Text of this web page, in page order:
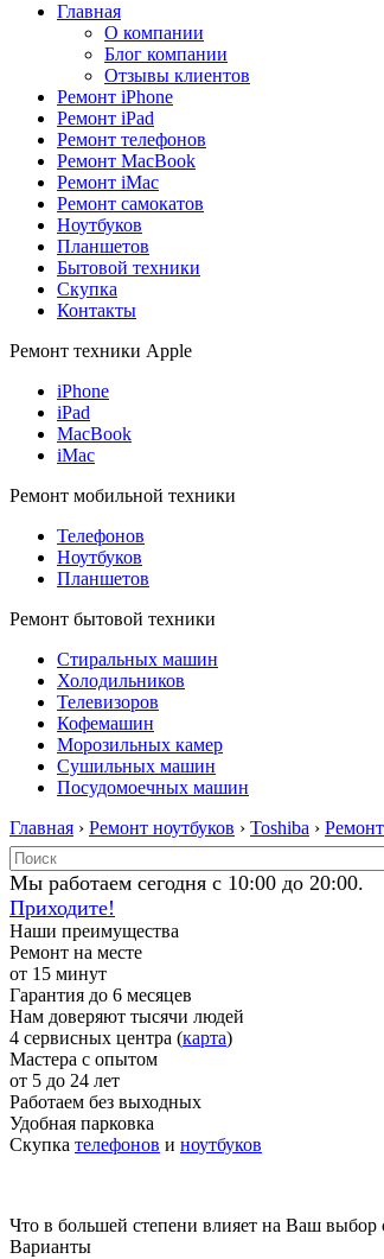
Главная
О компании
Блог компании
Отзывы клиентов
Ремонт iPhone
Ремонт iPad
Ремонт телефонов
Ремонт MacBook
Ремонт iMac
Ремонт самокатов
Ноутбуков
Планшетов
Бытовой техники
Скупка
Контакты
Ремонт техники Apple
iPhone
iPad
MacBook
iMac
Ремонт мобильной техники
Телефонов
Ноутбуков
Планшетов
Ремонт бытовой техники
Стиральных машин
Холодильников
Телевизоров
Кофемашин
Морозильных камер
Сушильных машин
Посудомоечных машин
Главная › Ремонт ноутбуков › Toshiba ›
Мы работаем сегодня с 10:00 до 20:00.
Приходите!
Наши преимущества
Ремонт на месте
от 15 минут
Гарантия до 6 месяцев
Нам доверяют тысячи людей
4 сервисных центра (карта)
Мастера с опытом
от 5 до 24 лет
Работаем без выходных
Удобная парковка
Скупка телефонов и ноутбуков
Что в большей степени влияет на Ваш выбор
Варианты